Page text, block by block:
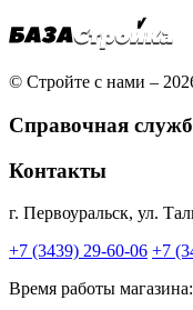
© Стройте с нами –
Справочная
Контакты
г. Первоуральск, ул.
+7 (3439) 29-60-06 +7
Время работы магазина: